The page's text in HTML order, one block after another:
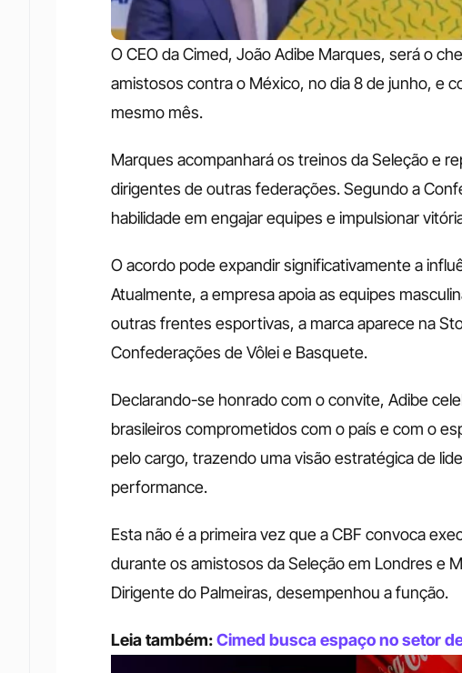
O CEO da Cimed, João Adibe Marques, será o
amistosos contra o México, no dia 8 de junho, e
mesmo mês.
Marques acompanhará os treinos da Seleção e
dirigentes de outras federações. Segundo a
habilidade em engajar equipes e impulsionar
O acordo pode expandir significativamente a
Atualmente, a empresa apoia as equipes
outras frentes esportivas, a marca aparece na
Confederações de Vôlei e Basquete.
Declarando-se honrado com o convite, Adibe
brasileiros comprometidos com o país e com o
pelo cargo, trazendo uma visão estratégica de
performance.
Esta não é a primeira vez que a CBF convoca
durante os amistosos da Seleção em Londres e
Dirigente do Palmeiras, desempenhou a função.
Leia também: Cimed busca espaço no setor